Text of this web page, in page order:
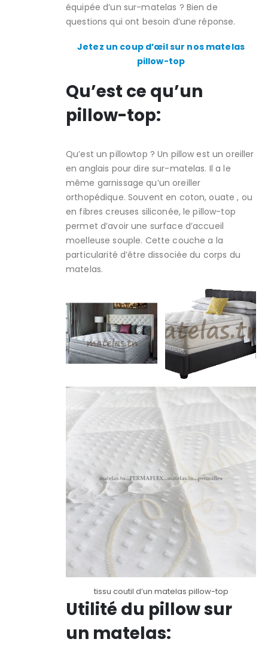
équipée d’un sur-matelas ? Bien de
questions qui ont besoin d’une réponse.
Jetez un coup d’œil sur nos matelas
pillow-top
Qu’est ce qu’un
pillow-top:
Qu’est un pillowtop ? Un pillow est un oreiller
en anglais pour dire sur-matelas. Il a le
même garnissage qu’un oreiller
orthopédique. Souvent en coton, ouate , ou
en fibres creuses siliconée, le pillow-top
permet d’avoir une surface d’accueil
moelleuse souple. Cette couche a la
particularité d’être dissociée du corps du
matelas.
tissu coutil d’un matelas pillow-top
Utilité du pillow sur
un matelas: